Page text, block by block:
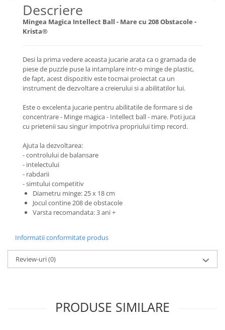
Descriere
Mingea Magica Intellect Ball - Mare cu 208 Obstacole -
Krista®
Desi la prima vedere aceasta jucarie arata ca o gramada de
piese de puzzle puse la intamplare intr-o minge de plastic,
de fapt, acest dispozitiv este tocmai proiectat ca un
instrument de dezvoltare a creierului si a abilitatilor lui.
Este o excelenta jucarie pentru abilitatile de formare si de
concentrare - Minge magica - Intellect ball - mare. Poti juca
cu prietenii sau singur impotriva propriului timp record.
Ajuta la dezvoltarea:
- controlului de balansare
- intelectului
- rabdarii
- simtului competitiv
Diametru minge: 25 x 18 cm
Jocul contine 208 de obstacole
Varsta recomandata: 3 ani +
Informatii conformitate produs
Review-uri(0)
PRODUSE SIMILARE